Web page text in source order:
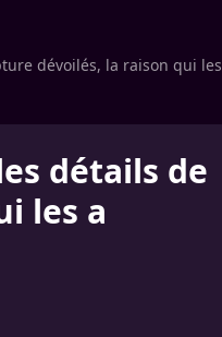
dévoilés, la raison qui les
détails de
les a